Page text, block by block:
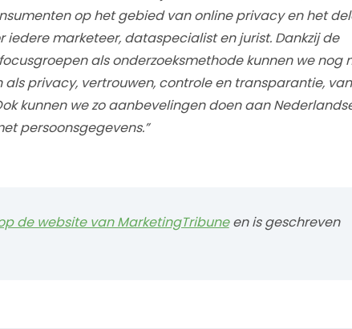
op het gebied van online privacy en het
iedere marketeer, dataspecialist en jurist. Dankzij de
als onderzoeksmethode kunnen we nog
privacy, vertrouwen, controle en transparantie,
kunnen we zo aanbevelingen doen aan
persoonsgegevens.”
de website van MarketingTribuneen is geschreven